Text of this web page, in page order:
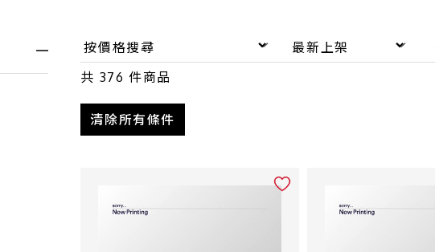
共 376 件商品
清除所有條件